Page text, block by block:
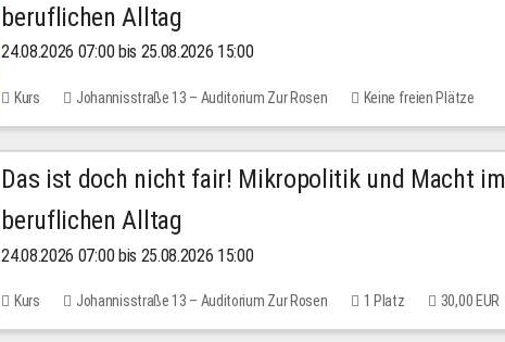
beruflichen Alltag
24.08.2026 07:00 bis 25.08.2026 15:00
Kurs Johannisstraße 13 – Auditorium Zur Rosen Keine freien Plätze
Das ist doch nicht fair! Mikropolitik und Macht im
beruflichen Alltag
24.08.2026 07:00 bis 25.08.2026 15:00
Kurs Johannisstraße 13 – Auditorium Zur Rosen 1 Platz 30,00 EUR